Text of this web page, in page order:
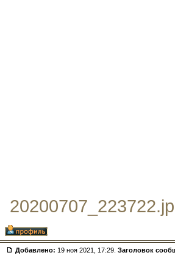
Добавлено: 19 ноя 2021, 17:29. Заголовок